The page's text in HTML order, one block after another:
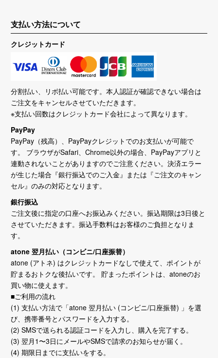
支払い方法について
クレジットカード
分割払い、リボ払い可能です。本人認証が確認できない場合は
ご注文をキャンセルさせていただきます。
※支払い回数はクレジットカード会社によって異なります。
PayPay
PayPay（残高）、PayPayクレジットでのお支払いが可能で
す。 ブラウザがSafari、Chrome以外の場合、PayPayアプリと
連動されないことがありますのでご注意ください。決済エラー
が生じた場合『銀行振込でのご入金』または『ご注文のキャン
セル』のみの対応となります。
銀行振込
ご注文後に指定の口座へお振込みください。振込期限は3日後と
させていただきます。振込手数料はお客様のご負担となりま
す。
atone 翌月払い（コンビニ/口座振替）
atone (アトネ) はクレジットカードなしで使えて、ポイントが
貯まるおトクな後払いです。 貯まったポイントは、atoneのお
買い物に使えます。
■ご利用の流れ
(1) 支払い方法で「atone 翌月払い (コンビニ/口座振替) 」を選
び、携帯番号とパスワードを入力する。
(2) SMSで送られる認証コードを入力し、購入を完了する。
(3) 翌月1〜3日にメールやSMSで請求のお知らせが届く。
(4) 期限日までに支払いをする。